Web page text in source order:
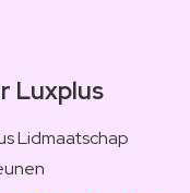
Luxplus
Lidmaatschap